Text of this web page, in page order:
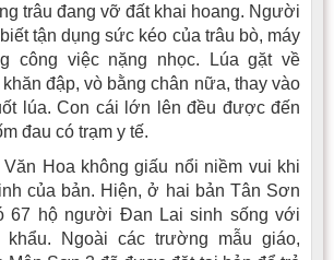
trâu đang vỡ đất khai hoang. Người
tận dụng sức kéo của trâu bò, máy
công việc nặng nhọc. Lúa gặt về
đập, vò bằng chân nữa, thay vào
lúa. Con cái lớn lên đều được đến
đau có trạm y tế.
Hoa không giấu nổi niềm vui khi
của bản. Hiện, ở hai bản Tân Sơn
67 hộ người Ðan Lai sinh sống với
khẩu. Ngoài các trường mẫu giáo,